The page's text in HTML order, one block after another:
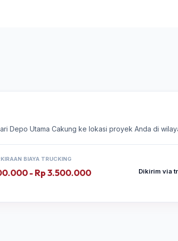
Depo Utama Cakung ke lokasi proyek Anda di
BIAYA TRUCKING
- Rp 3.500.000
Dikirim via